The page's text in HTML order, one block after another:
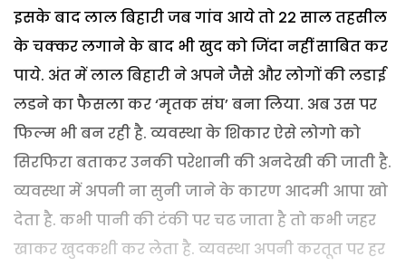
इसके बाद लाल बिहारी जब गांव आये तो 22 साल तहसील
के चक्कर लगाने के बाद भी खुद को जिंदा नहीं साबित कर
पाये. अंत में लाल बिहारी ने अपने जैसे और लोगों की लडाई
लडने का फैसला कर ‘मृतक संघ’ बना लिया. अब उस पर
फिल्म भी बन रही है. व्यवस्था के शिकार ऐसे लोगो को
सिरफिरा बताकर उनकी परेशानी की अनदेखी की जाती है.
व्यवस्था में अपनी ना सुनी जाने के कारण आदमी आपा खो
देता है. कभी पानी की टंकी पर चढ जाता है तो कभी जहर
खाकर खुदकशी कर लेता है. व्यवस्था अपनी करतूत पर हर